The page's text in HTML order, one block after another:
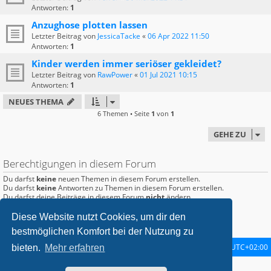
Diese Website nutzt Cookies, um dir den
bestmöglichen Komfort bei der Nutzung zu
bieten. Mehr erfahren
Antworten: 1
Anzughose plotten lassen
Letzter Beitrag von JessicaTacke «06 Apr 2022 11:50
Antworten: 1
Kinder werden immer seriöser gekleidet?
Letzter Beitrag von RawPower«01 Jul 2021 10:15
Antworten: 1
NEUES THEMA
6 Themen • Seite 1 von 1
GEHE ZU
Berechtigungen in diesem Forum
Du darfst keine neuen Themen in diesem Forum erstellen.
Du darfst keineAntworten zu Themen in diesem Forum erstellen.
Du darfst deine Beiträge in diesem Forumnichtändern.
Du darfstkeineDateianhänge in diesem Forum erstellen.
Startseite Foren-Übersicht UTC+02:00
metrolike style byEric SeguinUpdated for phpBB3.2 by